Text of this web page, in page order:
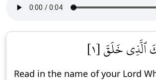
ٱلَّذِي خَلَقَ [١]
Read in the name of your Lord